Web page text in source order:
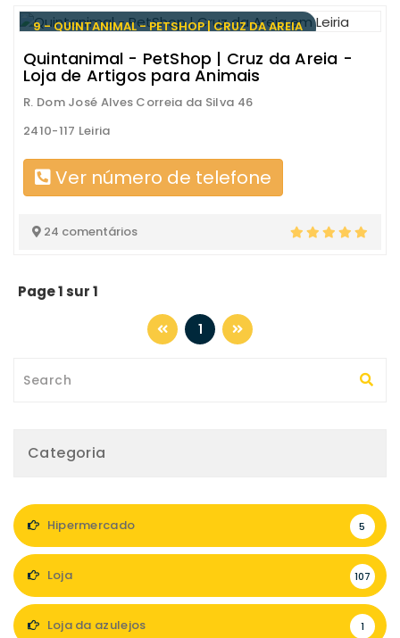
9 - QUINTANIMAL - PETSHOP | CRUZ DA AREIA
Quintanimal - PetShop | Cruz da Areia -
Loja de Artigos para Animais
R. Dom José Alves Correia da Silva 46
2410-117 Leiria
Ver número de telefone
24 comentários
Page 1 sur 1
1
Categoria
Hipermercado 5
Loja 107
Loja da azulejos 1